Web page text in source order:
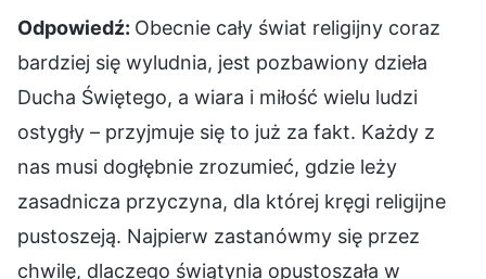
Odpowiedź: Obecnie cały świat religijny coraz
bardziej się wyludnia, jest pozbawiony dzieła
Ducha Świętego, a wiara i miłość wielu ludzi
ostygły – przyjmuje się to już za fakt. Każdy z
nas musi dogłębnie zrozumieć, gdzie leży
zasadnicza przyczyna, dla której kręgi religijne
pustoszeją. Najpierw zastanówmy się przez
chwilę, dlaczego świątynia opustoszała w